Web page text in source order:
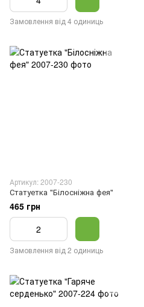
Замовлення від 4 одиниць
Артикул: 2007-230
Статуетка "Білосніжна фея"
465 грн
Замовлення від 2 одиниць